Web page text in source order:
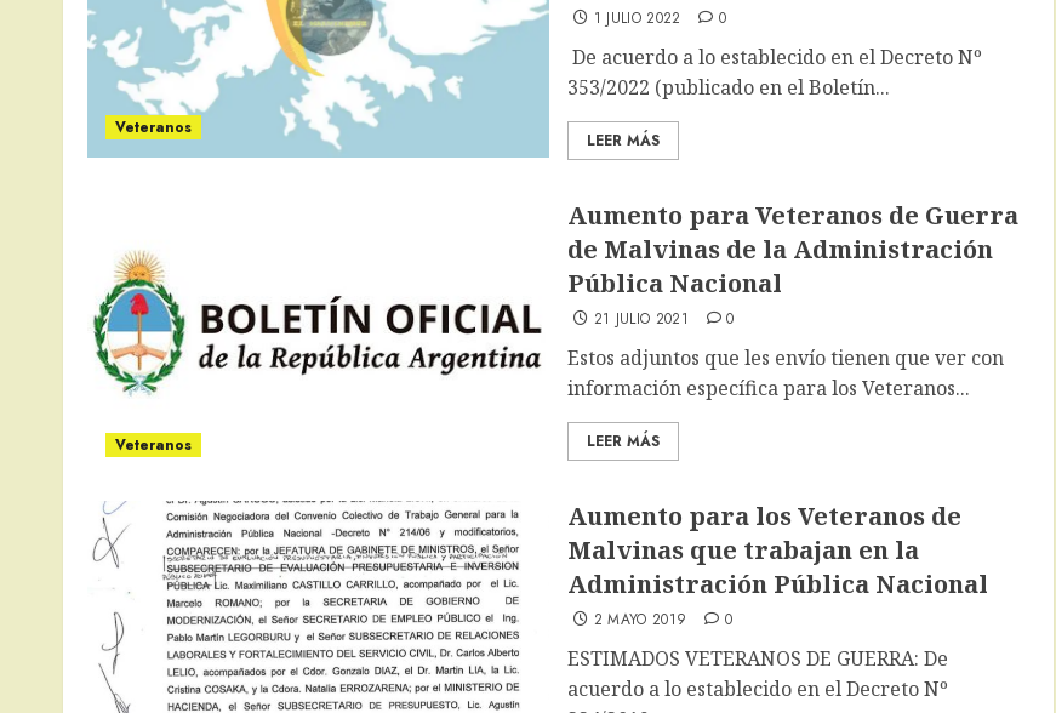
Veteranos
1 JULIO 2022 0
De acuerdo a lo establecido en el Decreto Nº
353/2022 (publicado en el Boletín...
LEER MÁS
Veteranos
Aumento para Veteranos de Guerra
de Malvinas de la Administración
Pública Nacional
21 JULIO 2021 0
Estos adjuntos que les envío tienen que ver con
información específica para los Veteranos...
LEER MÁS
Aumento para los Veteranos de
Malvinas que trabajan en la
Administración Pública Nacional
2 MAYO 2019 0
ESTIMADOS VETERANOS DE GUERRA: De
acuerdo a lo establecido en el Decreto Nº